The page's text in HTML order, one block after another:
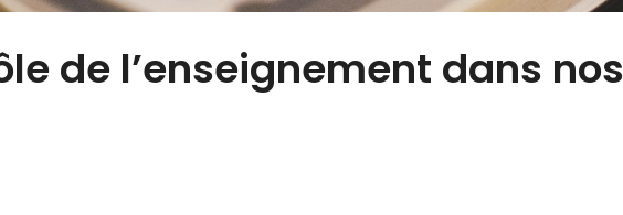
de l’enseignement dans nos